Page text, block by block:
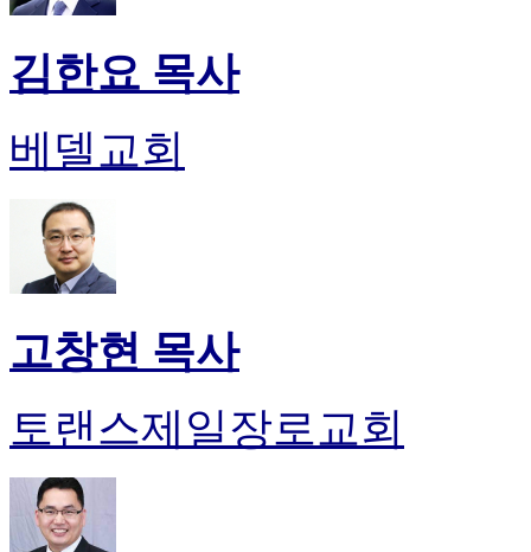
김한요 목사
베델교회
고창현 목사
토랜스제일장로교회